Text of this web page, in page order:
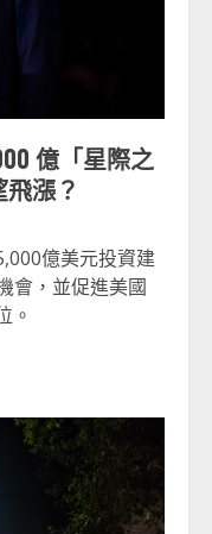
億「星際之
漲？
億美元投資建
會，並促進美國
。